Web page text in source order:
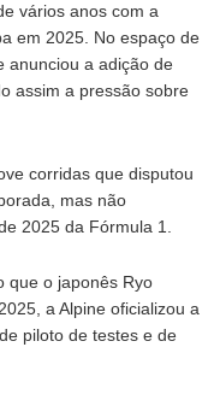
vários anos com a
em 2025. No espaço de
anunciou a adição de
assim a pressão sobre
corridas que disputou
mas não
2025 da Fórmula 1.
que o japonês Ryo
a Alpine oficializou a
piloto de testes e de